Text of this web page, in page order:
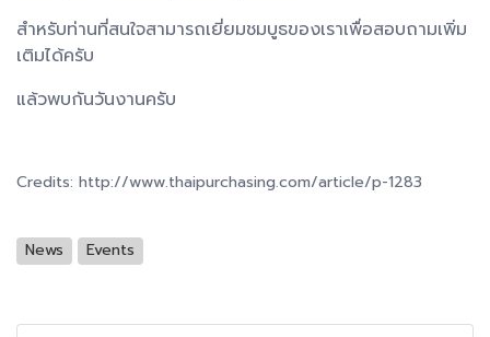
สำหรับท่านที่สนใจสามารถเยี่ยมชมบูธของเราเพื่อสอบถามเพิ่ม
เติมได้ครับ
แล้วพบกันวันงานครับ
Credits: http://www.thaipurchasing.com/article/p-1283
News Events